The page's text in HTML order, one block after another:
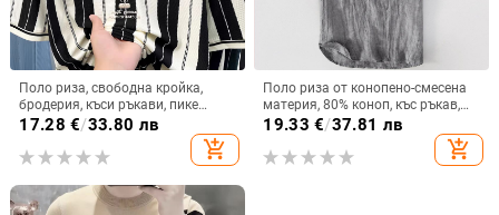
Поло риза, свободна кройка,
бродерия, къси ръкави, пике
памук
17.28 €/33.80 лв
add_shopping_cart
Поло риза от конопено-смесена
материя, 80% коноп, къс ръкав,
свободна кройка, дишаща и
19.33 €/37.81 лв
add_shopping_cart